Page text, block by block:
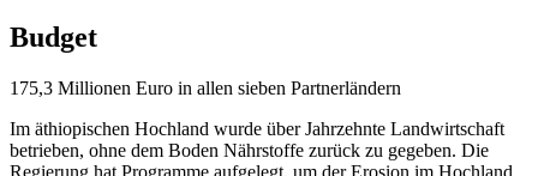
Budget
175,3 Millionen Euro in allen sieben Partnerländern
Im äthiopischen Hochland wurde über Jahrzehnte Landwirtschaft
betrieben, ohne dem Boden Nährstoffe zurück zu gegeben. Die